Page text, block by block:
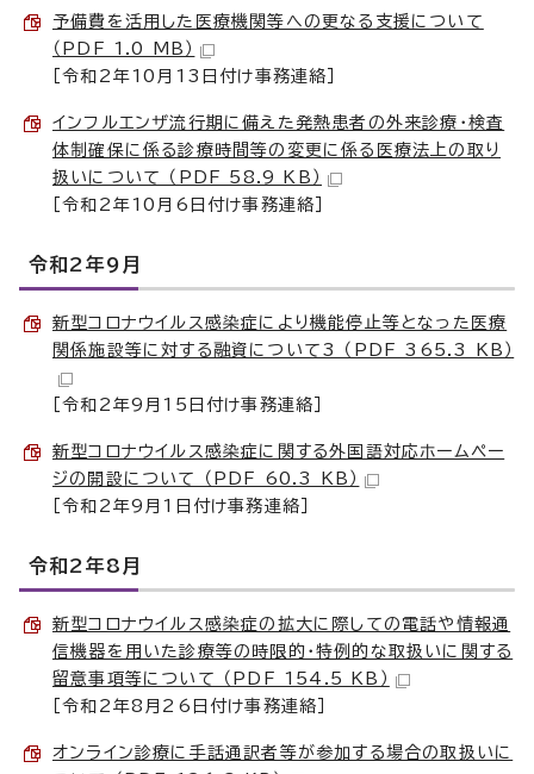
予備費を活用した医療機関等への更なる支援について
（PDF 1.0 MB）
［令和2年10月13日付け事務連絡］
インフルエンザ流行期に備えた発熱患者の外来診療・検査
体制確保に係る診療時間等の変更に係る医療法上の取り
扱いについて （PDF 58.9 KB）
［令和2年10月6日付け事務連絡］
令和2年9月
新型コロナウイルス感染症により機能停止等となった医療
関係施設等に対する融資について3 （PDF 365.3 KB）
［令和2年9月15日付け事務連絡］
新型コロナウイルス感染症に関する外国語対応ホームペー
ジの開設について （PDF 60.3 KB）
［令和2年9月1日付け事務連絡］
令和2年8月
新型コロナウイルス感染症の拡大に際しての電話や情報通
信機器を用いた診療等の時限的・特例的な取扱いに関する
留意事項等について （PDF 154.5 KB）
［令和2年8月26日付け事務連絡］
オンライン診療に手話通訳者等が参加する場合の取扱いに